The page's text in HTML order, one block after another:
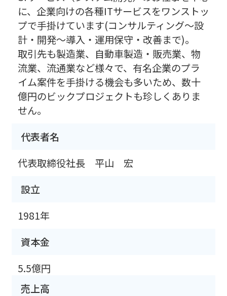
に、企業向けの各種ITサービスをワンストッ
プで手掛けています(コンサルティング～設
計・開発～導入・運用保守・改善まで)。
取引先も製造業、自動車製造・販売業、物
流業、流通業など様々で、有名企業のプラ
イム案件を手掛ける機会も多いため、数十
億円のビックプロジェクトも珍しくありま
せん。
代表者名
代表取締役社長 平山 宏
設立
1981年
資本金
5.5億円
売上高